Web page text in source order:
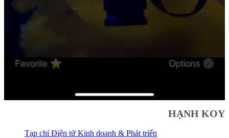
HẠNH KOY
Tạp chí Điện tử Kinh doanh & Phát triển